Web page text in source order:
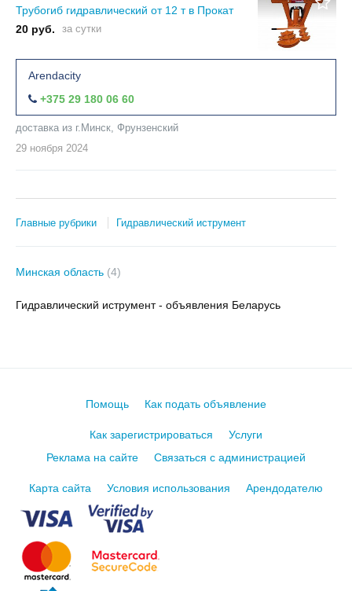
Трубогиб гидравлический от 12 т в Прокат
20 руб.
за сутки
Arendacity
+375 29 180 06 60
доставка из г.Минск, Фрунзенский
29 ноября 2024
Главные рубрики Гидравлический иструмент
Минская область (4)
Гидравлический иструмент - объявления Беларусь
Помощь Как подать объявление
Как зарегистрироваться
Услуги
Реклама на сайте
Связаться с администрацией
Карта сайта Условия использования Арендодателю